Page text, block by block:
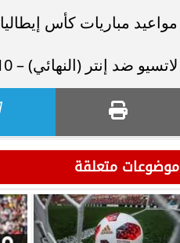
مواعيد مباريات كأس إيطاليا
لاتسيو ضد إنتر (النهائي) – 10 مساء
موضوعات متعلقة